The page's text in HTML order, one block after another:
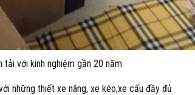
tải với kinh nghiệm gần 20 năm
những thiết xe nâng, xe kéo,xe cẩu đầy đủ